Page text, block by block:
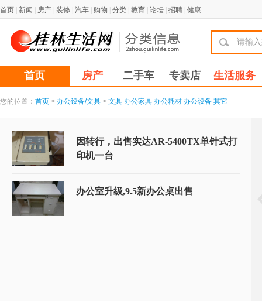
首页 新闻 房产 装修 汽车 购物 分类 教育 论坛 招聘 健康
首页 房产 二手车 专卖店 生活服务
您的位置： 首页 > 办公设备/文具 > 文具 办公家具 办公耗材 办公设备 其它
因转行，出售实达AR-5400TX单针式打
印机一台
办公室升级,9.5新办公桌出售